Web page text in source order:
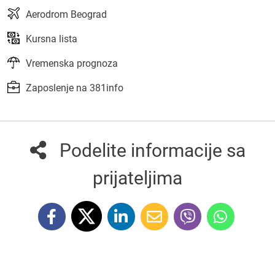
Aerodrom Beograd
Kursna lista
Vremenska prognoza
Zaposlenje na 381info
Podelite informacije sa
prijateljima